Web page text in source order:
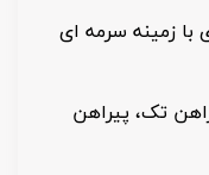
با زمینه سرمه ای
پیراهن تک، پیراهن